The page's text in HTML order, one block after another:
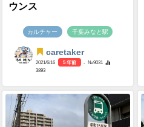
ウンス
カルチャー 千葉みなと駅
caretaker
2021/6/16 5 年前
- №9031
3893